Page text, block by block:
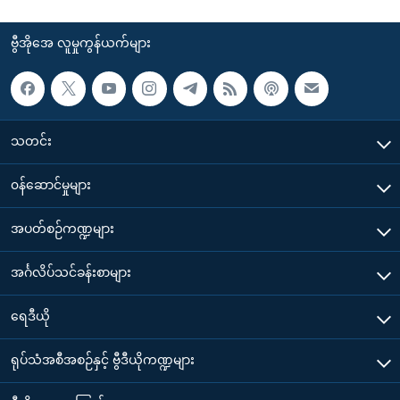
ဗွီအိုအေ လူမှုကွန်ယက်များ
သတင်း
၀န်ဆောင်မှုများ
အပတ်စဉ်ကဏ္ဍများ
အင်္ဂလိပ်သင်ခန်းစာများ
ရေဒီယို
ရုပ်သံအစီအစဉ်နှင့် ဗွီဒီယိုကဏ္ဍများ